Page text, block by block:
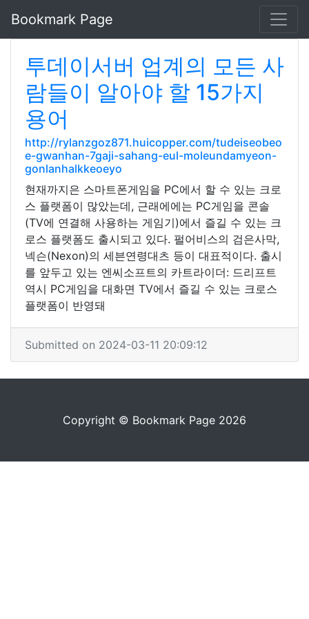
Bookmark Page
투데이서버 업계의 모든 사
람들이 알아야 할 15가지
용어
http://rylanzgoz871.huicopper.com/tudeiseobeo
e-gwanhan-7gaji-sahang-eul-moleundamyeon-
gonlanhalkkeoeyo
현재까지은 스마트폰게임을 PC에서 할 수 있는 크로
스 플랫폼이 많았는데, 근래에에는 PC게임을 콘솔
(TV에 연결해 사용하는 게임기)에서 즐길 수 있는 크
로스 플랫폼도 출시되고 있다. 펄어비스의 검은사막,
넥슨(Nexon)의 세븐연령대츠 등이 대표적이다. 출시
를 앞두고 있는 엔씨소프트의 카트라이더: 드리프트
역시 PC게임을 대화면 TV에서 즐길 수 있는 크로스
플랫폼이 반영돼
Submitted on 2024-03-11 20:09:12
Copyright © Bookmark Page 2026